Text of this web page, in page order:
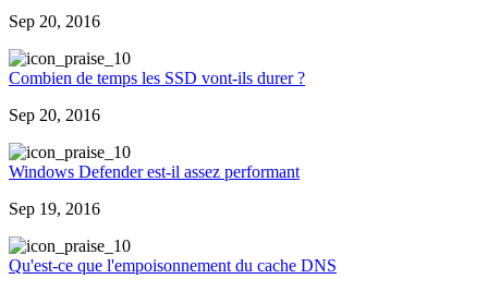
Sep 20, 2016
0
Combien de temps les SSD vont-ils durer ?
Sep 20, 2016
0
Windows Defender est-il assez performant
Sep 19, 2016
0
Qu'est-ce que l'empoisonnement du cache DNS